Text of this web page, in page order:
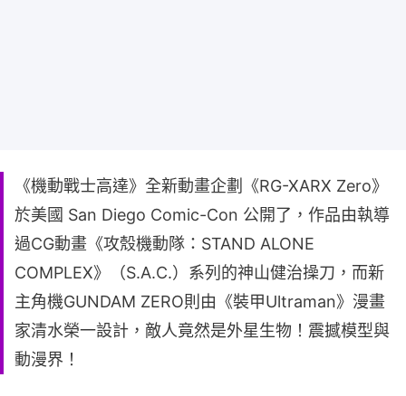
《機動戰士高達》全新動畫企劃《RG-XARX Zero》
於美國 San Diego Comic-Con 公開了，作品由執導
過CG動畫《攻殼機動隊：STAND ALONE
COMPLEX》（S.A.C.）系列的神山健治操刀，而新
主角機GUNDAM ZERO則由《裝甲Ultraman》漫畫
家清水榮一設計，敵人竟然是外星生物！震撼模型與
動漫界！